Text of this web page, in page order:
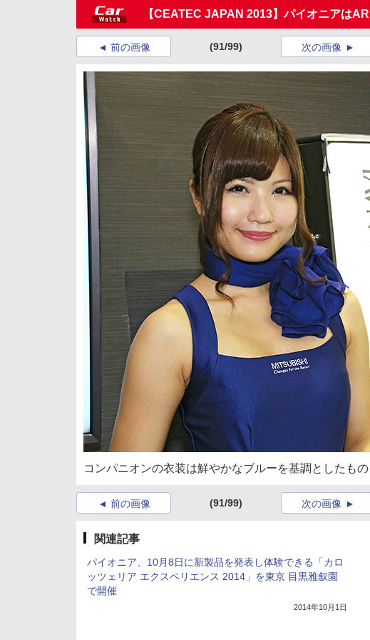
【CEATEC JAPAN 2013】パイオニアは
前の画像 (91/99) 次の画像
コンパニオンの衣装は鮮やかなブルーを基調としたもの
前の画像 (91/99) 次の画像
関連記事
パイオニア、10月8日に新製品を発表し体験できる「カロ
ッツェリア エクスペリエンス 2014」を東京 目黒雅叙園
で開催
2014年10月1日